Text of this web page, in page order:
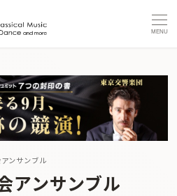
MENU
ンサンブル
アンサンブル